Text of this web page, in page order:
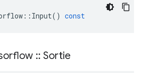
:: Input() const
:: Sortie